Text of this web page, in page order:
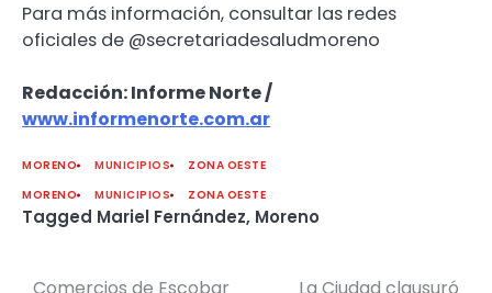
Para más información, consultar las redes
oficiales de @secretariadesaludmoreno
Redacción: Informe Norte /
www.informenorte.com.ar
MORENO MUNICIPIOS
ZONA OESTE
MORENO
MUNICIPIOS ZONA OESTE
Tagged Mariel Fernández, Moreno